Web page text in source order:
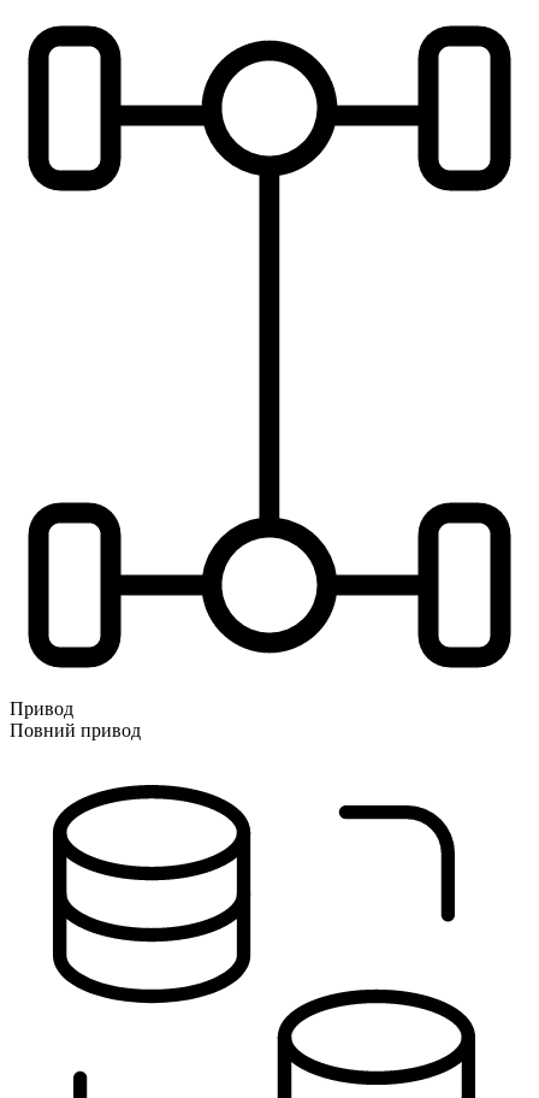
Привод
Повний привод